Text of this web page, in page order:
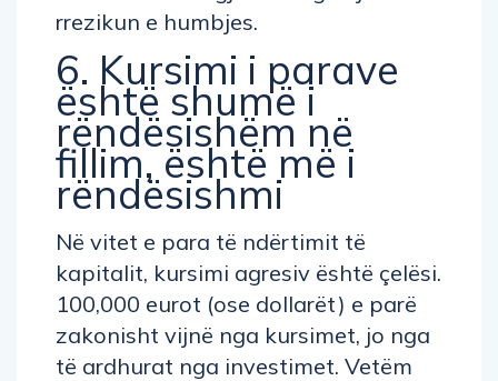
rrezikun e humbjes.
6. Kursimi i parave
është shumë i
rëndësishëm në
fillim, është më i
rëndësishmi
Në vitet e para të ndërtimit të
kapitalit, kursimi agresiv është çelësi.
100,000 eurot (ose dollarët) e parë
zakonisht vijnë nga kursimet, jo nga
të ardhurat nga investimet. Vetëm